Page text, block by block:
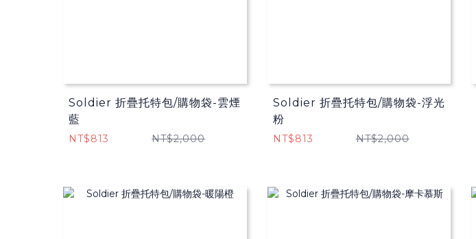
Soldier 折疊托特包/購物袋​-雲煙
藍
NT$813 NT$2,000
Soldier 折疊托特包/購物袋​-浮光
粉
NT$813 NT$2,000